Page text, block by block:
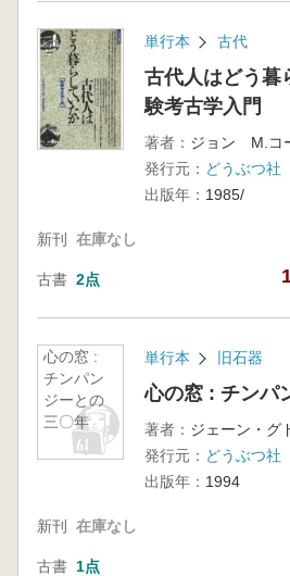
単行本 古代
古代人はどう
験考古学入門
著者：
発行元： どうぶつ社
出版年： 1985/
新刊 在庫なし
古書 2点
心の窓 :
チンパン
ジーとの
三〇年
単行本 旧石器
心の窓 : チンパ
著者： ジェーン・グ
発行元： どうぶつ社
出版年： 1994
新刊 在庫なし
古書 1点